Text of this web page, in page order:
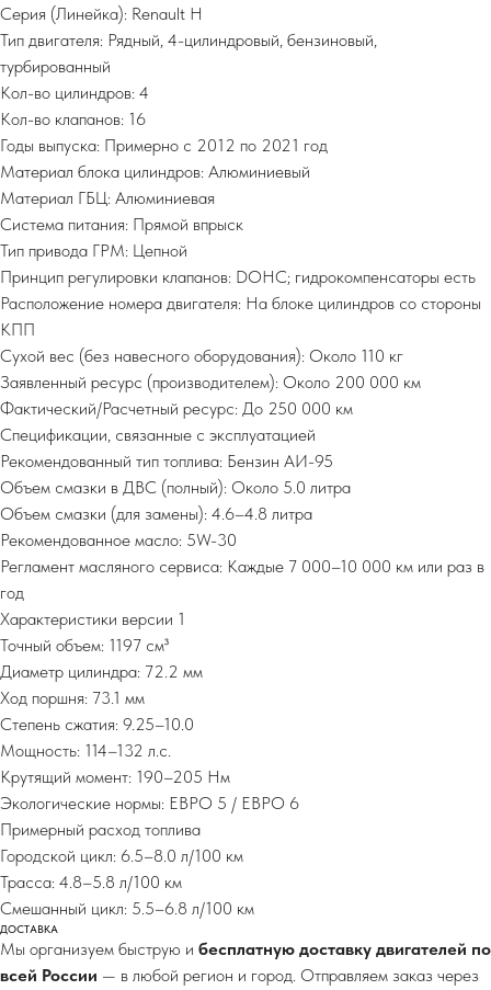
Серия (Линейка): Renault H
Тип двигателя: Рядный, 4-цилиндровый, бензиновый,
турбированный
Кол-во цилиндров: 4
Кол-во клапанов: 16
Годы выпуска: Примерно с 2012 по 2021 год
Материал блока цилиндров: Алюминиевый
Материал ГБЦ: Алюминиевая
Система питания: Прямой впрыск
Тип привода ГРМ: Цепной
Принцип регулировки клапанов: DOHC; гидрокомпенсаторы есть
Расположение номера двигателя: На блоке цилиндров со стороны
КПП
Сухой вес (без навесного оборудования): Около 110 кг
Заявленный ресурс (производителем): Около 200 000 км
Фактический/Расчетный ресурс: До 250 000 км
Спецификации, связанные с эксплуатацией
Рекомендованный тип топлива: Бензин АИ-95
Объем смазки в ДВС (полный): Около 5.0 литра
Объем смазки (для замены): 4.6–4.8 литра
Рекомендованное масло: 5W-30
Регламент масляного сервиса: Каждые 7 000–10 000 км или раз в
год
Характеристики версии 1
Точный объем: 1197 см³
Диаметр цилиндра: 72.2 мм
Ход поршня: 73.1 мм
Степень сжатия: 9.25–10.0
Мощность: 114–132 л.с.
Крутящий момент: 190–205 Нм
Экологические нормы: ЕВРО 5 / ЕВРО 6
Примерный расход топлива
Городской цикл: 6.5–8.0 л/100 км
Трасса: 4.8–5.8 л/100 км
Смешанный цикл: 5.5–6.8 л/100 км
ДОСТАВКА
Мы организуем быструю и бесплатную доставку двигателей по
всей России — в любой регион и город. Отправляем заказ через